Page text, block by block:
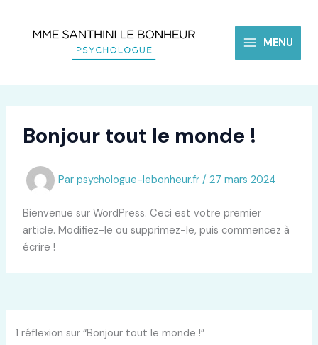
contenu
MENU
Bonjour tout le monde !
Par psychologue-lebonheur.fr / 27 mars 2024
Bienvenue sur WordPress. Ceci est votre premier
article. Modifiez-le ou supprimez-le, puis commencez à
écrire !
1 réflexion sur “Bonjour tout le monde !”